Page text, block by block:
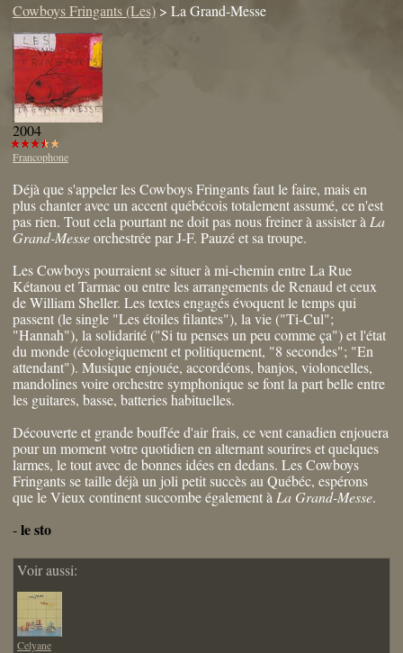
Cowboys Fringants (Les) > La Grand-Messe
2004
Francophone
Déjà que s'appeler les Cowboys Fringants faut le faire, mais en
plus chanter avec un accent québécois totalement assumé, ce n'est
pas rien. Tout cela pourtant ne doit pas nous freiner à assister à La
Grand-Messeorchestrée par J-F. Pauzé et sa troupe.
Les Cowboys pourraient se situer à mi-chemin entre La Rue
Kétanou et Tarmac ou entre les arrangements de Renaud et ceux
de William Sheller. Les textes engagés évoquent le temps qui
passent (le single "Les étoiles filantes"), la vie ("Ti-Cul";
"Hannah"), la solidarité ("Si tu penses un peu comme ça") et l'état
du monde (écologiquement et politiquement, "8 secondes"; "En
attendant"). Musique enjouée, accordéons, banjos, violoncelles,
mandolines voire orchestre symphonique se font la part belle entre
les guitares, basse, batteries habituelles.
Découverte et grande bouffée d'air frais, ce vent canadien enjouera
pour un moment votre quotidien en alternant sourires et quelques
larmes, le tout avec de bonnes idées en dedans. Les Cowboys
Fringants se taille déjà un joli petit succès au Québéc, espérons
que le Vieux continent succombe également à La Grand-Messe.
-le sto
Voir aussi:
Celyane